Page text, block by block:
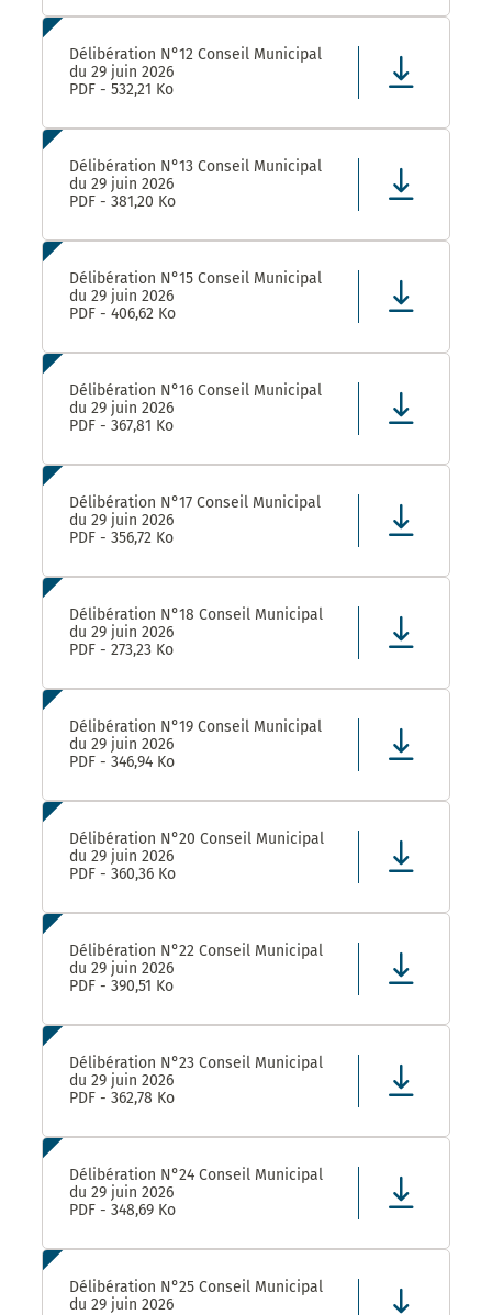
Délibération N°12 Conseil Municipal
du 29 juin 2026
PDF - 532,21 Ko
Délibération N°13 Conseil Municipal
du 29 juin 2026
PDF - 381,20 Ko
Délibération N°15 Conseil Municipal
du 29 juin 2026
PDF - 406,62 Ko
Délibération N°16 Conseil Municipal
du 29 juin 2026
PDF - 367,81 Ko
Délibération N°17 Conseil Municipal
du 29 juin 2026
PDF - 356,72 Ko
Délibération N°18 Conseil Municipal
du 29 juin 2026
PDF - 273,23 Ko
Délibération N°19 Conseil Municipal
du 29 juin 2026
PDF - 346,94 Ko
Délibération N°20 Conseil Municipal
du 29 juin 2026
PDF - 360,36 Ko
Délibération N°22 Conseil Municipal
du 29 juin 2026
PDF - 390,51 Ko
Délibération N°23 Conseil Municipal
du 29 juin 2026
PDF - 362,78 Ko
Délibération N°24 Conseil Municipal
du 29 juin 2026
PDF - 348,69 Ko
Délibération N°25 Conseil Municipal
du 29 juin 2026